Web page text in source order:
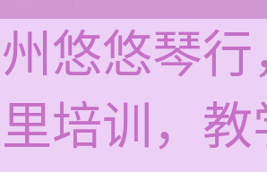
悠悠琴
培训，